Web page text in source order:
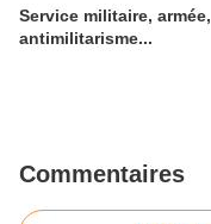
Service militaire, armée,
antimilitarisme...
Commentaires